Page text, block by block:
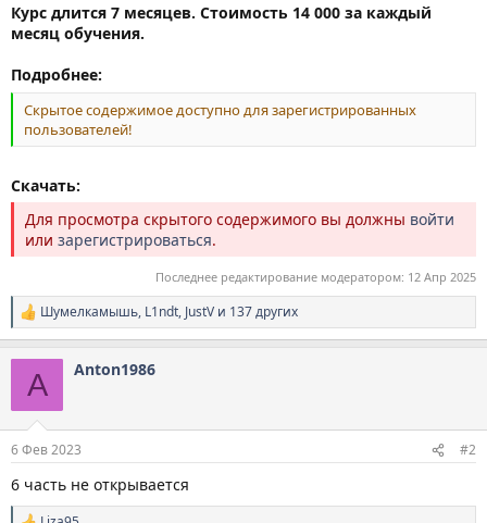
Курс длится 7 месяцев. Стоимость 14 000 за каждый
месяц обучения.
Подробнее:
Скрытое содержимое доступно для зарегистрированных
пользователей!
Скачать:
Для просмотра скрытого содержимого вы должны войти
или зарегистрироваться.
Последнее редактирование модератором: 12 Апр 2025
Р
е
Шумелкамышь, L1ndt, JustV и 137 других
A Anton1986
6 Фев 2023 #2
6 часть не открывается